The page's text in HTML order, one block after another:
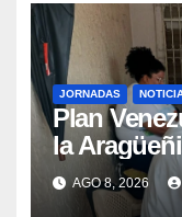
JORNADAS
Plan
la
atención
Aragua
AGO 8, 2026